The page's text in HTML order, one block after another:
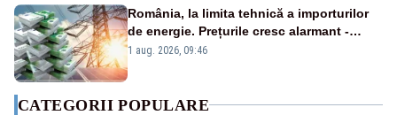
România, la limita tehnică a importurilor
de energie. Prețurile cresc alarmant -
Analiză Realitatea Plus
1 aug. 2026, 09:46
CATEGORII POPULARE